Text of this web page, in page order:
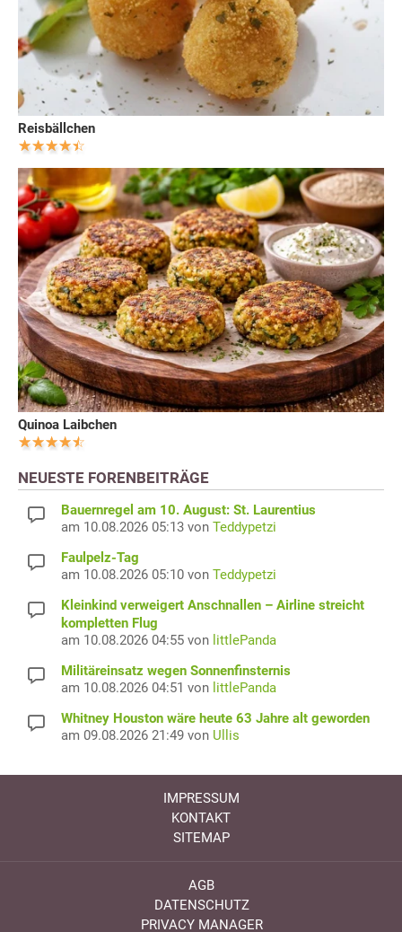
Reisbällchen
Quinoa Laibchen
NEUESTE FORENBEITRÄGE
Bauernregel am 10. August: St. Laurentius
am 10.08.2026 05:13 von Teddypetzi
Faulpelz-Tag
am 10.08.2026 05:10 von Teddypetzi
Kleinkind verweigert Anschnallen – Airline streicht
kompletten Flug
am 10.08.2026 04:55 von littlePanda
Militäreinsatz wegen Sonnenfinsternis
am 10.08.2026 04:51 von littlePanda
Whitney Houston wäre heute 63 Jahre alt geworden
am 09.08.2026 21:49 von Ullis
IMPRESSUM
KONTAKT
SITEMAP
AGB
DATENSCHUTZ
PRIVACY MANAGER